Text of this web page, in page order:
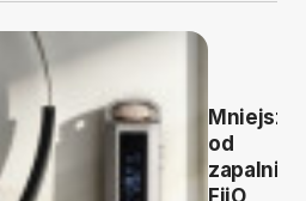
Mniejszy
od